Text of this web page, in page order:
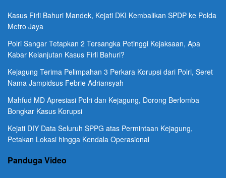
Kasus Firli Bahuri Mandek, Kejati DKI Kembalikan SPDP ke Polda
Metro Jaya
Polri Sangar Tetapkan 2 Tersangka Petinggi Kejaksaan, Apa
Kabar Kelanjutan Kasus Firli Bahuri?
Kejagung Terima Pelimpahan 3 Perkara Korupsi dari Polri, Seret
Nama Jampidsus Febrie Adriansyah
Mahfud MD Apresiasi Polri dan Kejagung, Dorong Berlomba
Bongkar Kasus Korupsi
Kejati DIY Data Seluruh SPPG atas Permintaan Kejagung,
Petakan Lokasi hingga Kendala Operasional
Panduga Video